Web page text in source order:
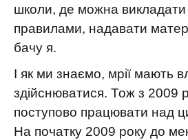
школи, де можна викладати
правилами, надавати
бачу я.
І як ми знаємо, мрії мають
здійснюватися. Тож з 2009
поступово працювати над
На початку 2009 року до